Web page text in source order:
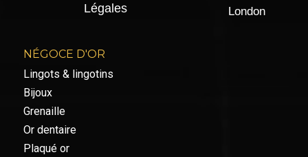
Légales
London
NÉGOCE D'OR
Lingots & lingotins
Bijoux
Grenaille
Or dentaire
Plaqué or